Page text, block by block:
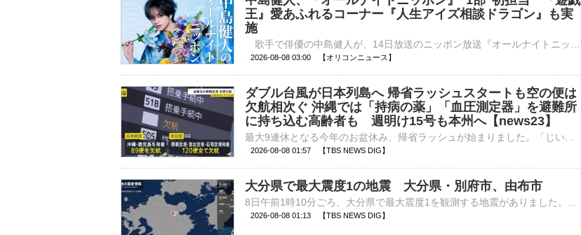
王』愛あふれるコーナー『人生アイズ相談ドラゴン』も実
施
2026-08-08 03:00 【オリコンニュース】
ダブル台風が日本列島へ 帰省ラッシュスタートも空の便は
欠航相次ぐ 沖縄では「持病の薬」「血圧測定器」を避難所
に持ち込む高齢者も 週明け15号も本州へ【news23】
2026-08-08 01:57 【TBS NEWS DIG】
大分県で最大震度1の地震 大分県・別府市、由布市
2026-08-08 01:13 【TBS NEWS DIG】